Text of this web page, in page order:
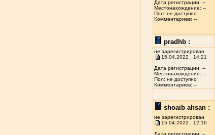
Дата регистрации: --
Местонахождение: --
Пол: не доступно
Комментариев: --
pradhb :
не зарегистрирован
15.04.2022 , 14:21
Дата регистрации: --
Местонахождение: --
Пол: не доступно
Комментариев: --
shoaib ahsan :
не зарегистрирован
15.04.2022 , 12:16